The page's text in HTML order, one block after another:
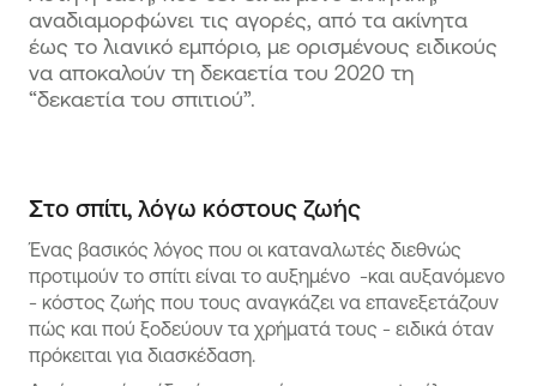
αναδιαμορφώνει τις αγορές, από τα ακίνητα
έως το λιανικό εμπόριο, με ορισμένους ειδικούς
να αποκαλούν τη δεκαετία του 2020 τη
“δεκαετία του σπιτιού”.
Στο σπίτι, λόγω κόστους ζωής
Ένας βασικός λόγος που οι καταναλωτές διεθνώς
προτιμούν το σπίτι είναι το αυξημένο -και αυξανόμενο
- κόστος ζωής που τους αναγκάζει να επανεξετάζουν
πώς και πού ξοδεύουν τα χρήματά τους - ειδικά όταν
πρόκειται για διασκέδαση.